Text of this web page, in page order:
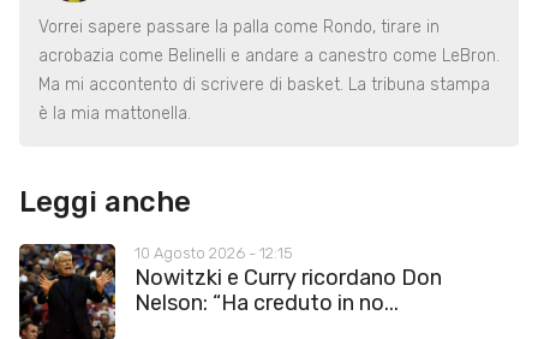
Vorrei sapere passare la palla come Rondo, tirare in
acrobazia come Belinelli e andare a canestro come LeBron.
Ma mi accontento di scrivere di basket. La tribuna stampa
è la mia mattonella.
Leggi anche
10 Agosto 2026 - 12:15
Nowitzki e Curry ricordano Don
Nelson: “Ha creduto in no...